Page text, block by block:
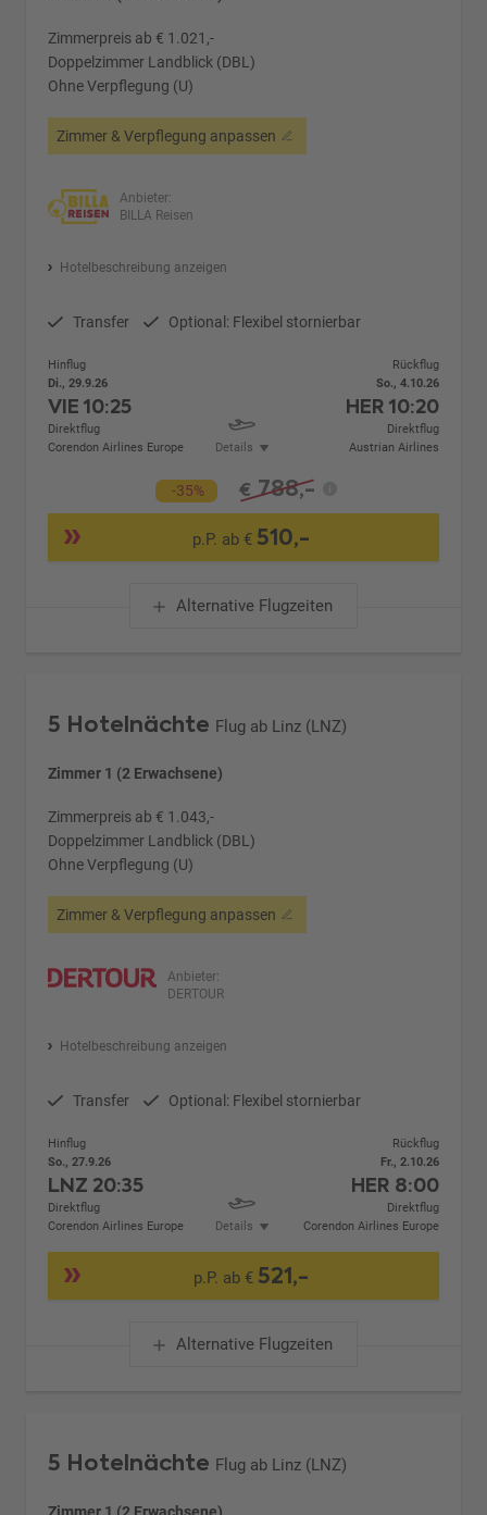
Zimmerpreis ab € 1.021,-
Doppelzimmer Landblick (DBL)
Ohne Verpflegung (U)
Zimmer & Verpflegung anpassen
Anbieter:
BILLA Reisen
Hotelbeschreibung anzeigen
Transfer Optional: Flexibel stornierbar
Hinflug
Di., 29.9.26
VIE10:25
Direktflug
Corendon Airlines Europe
Details
Rückflug
So., 4.10.26
HER 10:20
Direktflug
Austrian Airlines
-35% € 788,-
p.P. ab € 510,-
Alternative Flugzeiten
5 Hotelnächte Flug ab Linz (LNZ)
Zimmer 1 (2 Erwachsene)
Zimmerpreis ab € 1.043,-
Doppelzimmer Landblick (DBL)
Ohne Verpflegung (U)
Zimmer & Verpflegung anpassen
Anbieter:
DERTOUR
Hotelbeschreibung anzeigen
Transfer Optional: Flexibel stornierbar
Hinflug
So., 27.9.26
LNZ 20:35
Direktflug
Corendon Airlines Europe
Details
Rückflug
Fr., 2.10.26
HER 8:00
Direktflug
Corendon Airlines Europe
p.P. ab € 521,-
Alternative Flugzeiten
5 Hotelnächte Flug ab Linz (LNZ)